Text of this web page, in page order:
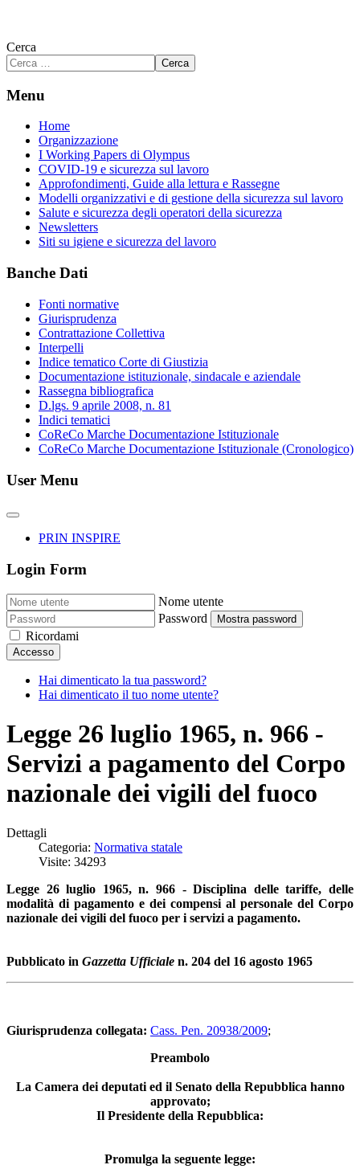
Cerca
Cerca
Menu
Home
Organizzazione
I Working Papers di Olympus
COVID-19 e sicurezza sul lavoro
Approfondimenti, Guide alla lettura e Rassegne
Modelli organizzativi e di gestione della sicurezza sul lavoro
Salute e sicurezza degli operatori della sicurezza
Newsletters
Siti su igiene e sicurezza del lavoro
Banche Dati
Fonti normative
Giurisprudenza
Contrattazione Collettiva
Interpelli
Indice tematico Corte di Giustizia
Documentazione istituzionale, sindacale e aziendale
Rassegna bibliografica
D.lgs. 9 aprile 2008, n. 81
Indici tematici
CoReCo Marche Documentazione Istituzionale
CoReCo Marche Documentazione Istituzionale (Cronologico)
User Menu
PRIN INSPIRE
Login Form
Nome utente
Password
Mostra password
Ricordami
Accesso
Hai dimenticato la tua password?
Hai dimenticato il tuo nome utente?
Legge 26 luglio 1965, n. 966 -
Servizi a pagamento del Corpo
nazionale dei vigili del fuoco
Dettagli
Categoria: Normativa statale
Visite: 34293
Legge 26 luglio 1965, n. 966 - Disciplina delle tariffe, delle
modalità di pagamento e dei compensi al personale del Corpo
nazionale dei vigili del fuoco per i servizi a pagamento.
Pubblicato in Gazzetta Ufficiale n. 204 del 16 agosto 1965
Giurisprudenza collegata: Cass. Pen. 20938/2009;
Preambolo
La Camera dei deputati ed il Senato della Repubblica hanno
approvato;
Il Presidente della Repubblica:
Promulga la seguente legge: